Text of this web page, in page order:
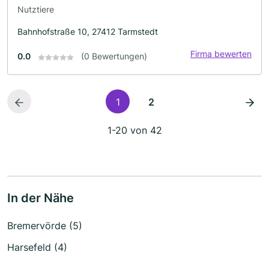
Nutztiere
Bahnhofstraße 10, 27412 Tarmstedt
0.0 (0 Bewertungen) Firma bewerten
1 2
1-20 von 42
In der Nähe
Bremervörde (5)
Harsefeld (4)